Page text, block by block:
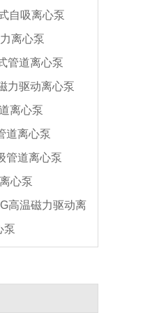
自吸离心泵
离心泵
管道离心泵
力驱动离心泵
离心泵
道离心泵
管道离心泵
心泵
高温磁力驱动离
泵